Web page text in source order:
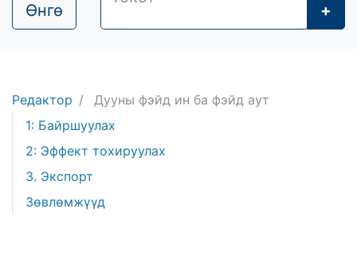
Өнгө +
Редактор
Дууны фэйд ин ба фэйд аут
1: Байршуулах
2: Эффект тохируулах
3. Экспорт
Зөвлөмжүүд